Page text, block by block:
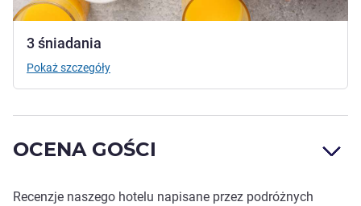
3 śniadania
Pokaż szczegóły
OCENA GOŚCI
Recenzje naszego hotelu napisane przez podróżnych